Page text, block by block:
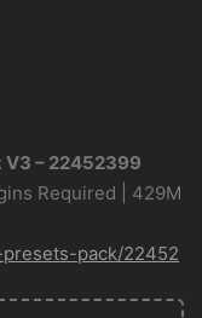
V3 – 22452399
Required | 429M
pack/22452